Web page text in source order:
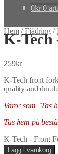
0kr 0
Hem /Fjädring /
K-Tech
259kr
K-Tech front fork
quality and
Varor som "Tas
Tas hem på
K-Tech - Front
Lägg i varukorg